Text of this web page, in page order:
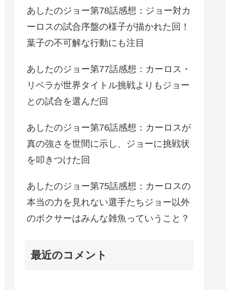
あしたのジョー第78話感想：ジョー対カ
ーロスの試合序盤の様子が描かれた回！
葉子の不可解な行動にも注目
あしたのジョー第77話感想：カーロス・
リベラが世界タイトル挑戦よりもジョー
との試合を選んだ回
あしたのジョー第76話感想：カーロスが
真の強さを世間に示し、ジョーに挑戦状
を叩きつけた回
あしたのジョー第75話感想：カーロスの
本当の力を見れない選手たちジョー以外
のボクサーはみんな雑魚っていうこと？
最近のコメント